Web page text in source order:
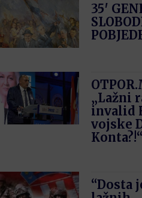
35′
„Lažni
invalid
vojske
Konta?!“
“Dosta